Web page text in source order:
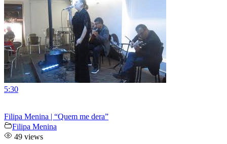
5:30
Filipa Menina | “Quem me dera”
Filipa Menina
49 views